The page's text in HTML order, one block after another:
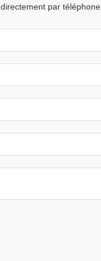
directement par téléphone